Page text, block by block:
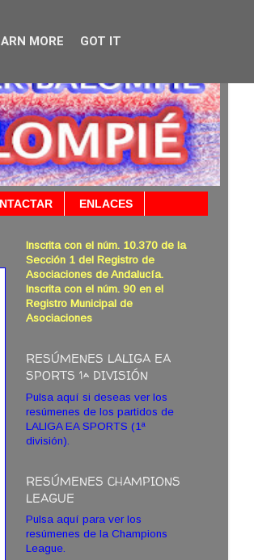
ENLACES
Inscrita con el núm. 10.370 de la
Sección 1 del Registro de
Asociaciones de Andalucía.
Inscrita con el núm. 90 en el
Registro Municipal de
Asociaciones
RESÚMENES LALIGA EA
SPORTS 1ª DIVISIÓN
Pulsa aquí si deseas ver los
resúmenes de los partidos de
LALIGA EA SPORTS (1ª
división).
RESÚMENES CHAMPIONS
LEAGUE
Pulsa aquí para ver los
resúmenes de la Champions
League.
MORE GOT IT